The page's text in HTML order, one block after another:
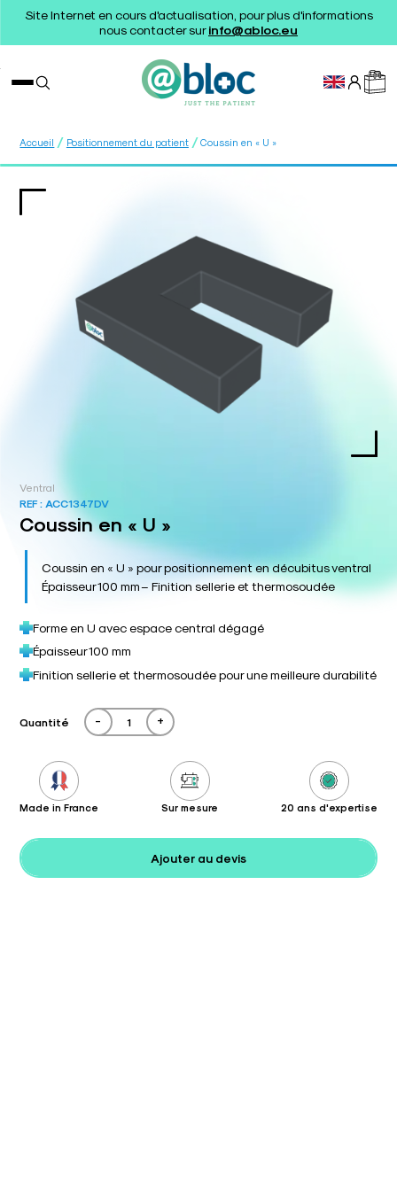
Site Internet en cours d'actualisation, pour plus d'informations
nous contacter surinfo@abloc.eu
Accueil / Positionnement du patient / Coussin en « U »
Ventral
REF : ACC1347DV
Coussin en « U »
Coussin en « U » pour positionnement en décubitus ventral
Épaisseur 100 mm – Finition sellerie et thermosoudée
Forme en U avec espace central dégagé
Épaisseur 100 mm
Finition sellerie et thermosoudée pour une meilleure durabilité
Quantité - +
Made in France Sur mesure 20 ans d'expertise
Ajouter au devis